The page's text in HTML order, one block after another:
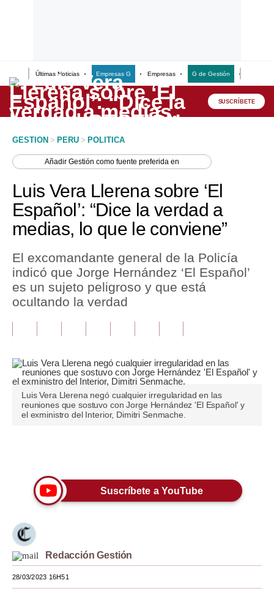
Últimas Noticias Empresas G Empresas G de Gestión
Lo último
Peru Quiosco
Economía
Mercados
Política
Tu Dinero
Finanzas Personales
Plus G
Opinión
Editorial
Tendencias
Viajes
Moda
Estilos
SUSCRÍBETE
GESTION > PERU > POLITICA
AñadirGestión como fuente preferida en
Luis Vera Llerena sobre ‘El
Español’: “Dice la verdad a
medias, lo que le conviene”
El excomandante general de la Policía
indicó que Jorge Hernández ‘El Español’
es un sujeto peligroso y que está
ocultando la verdad
Luis Vera Llerena negó cualquier irregularidad en las
reuniones que sostuvo con Jorge Hernández 'El Español' y
el exministro del Interior, Dimitri Senmache.
Suscríbete a YouTube
Redacción Gestión
28/03/2023 16H51